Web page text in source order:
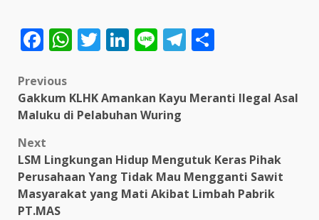
Facebook
WhatsApp
Twitter
LinkedIn
LineTelegram
Post
navigation
Previous
Gakkum KLHK Amankan Kayu Meranti Ilegal Asal
Maluku di Pelabuhan Wuring
Next
LSM Lingkungan Hidup Mengutuk Keras Pihak
Perusahaan Yang Tidak Mau Mengganti Sawit
Masyarakat yang Mati Akibat Limbah Pabrik
PT.MAS